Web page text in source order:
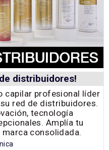
distribuidores!
capilar profesional líder
red de distribuidores.
tecnología
Amplía tu
consolidada.